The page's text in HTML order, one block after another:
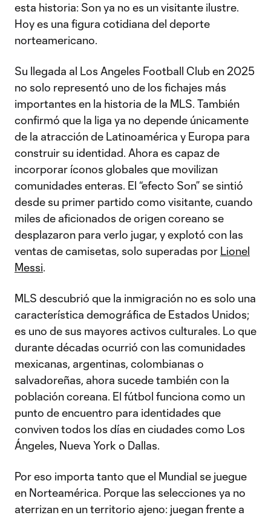
esta historia: Son ya no es un visitante ilustre.
Hoy es una figura cotidiana del deporte
norteamericano.
Su llegada al Los Angeles Football Club en 2025
no solo representó uno de los fichajes más
importantes en la historia de la MLS. También
confirmó que la liga ya no depende únicamente
de la atracción de Latinoamérica y Europa para
construir su identidad. Ahora es capaz de
incorporar íconos globales que movilizan
comunidades enteras. El “efecto Son” se sintió
desde su primer partido como visitante, cuando
miles de aficionados de origen coreano se
desplazaron para verlo jugar, y explotó con las
ventas de camisetas, solo superadas por Lionel
Messi.
MLS descubrió que la inmigración no es solo una
característica demográfica de Estados Unidos;
es uno de sus mayores activos culturales. Lo que
durante décadas ocurrió con las comunidades
mexicanas, argentinas, colombianas o
salvadoreñas, ahora sucede también con la
población coreana. El fútbol funciona como un
punto de encuentro para identidades que
conviven todos los días en ciudades como Los
Ángeles, Nueva York o Dallas.
Por eso importa tanto que el Mundial se juegue
en Norteamérica. Porque las selecciones ya no
aterrizan en un territorio ajeno: juegan frente a